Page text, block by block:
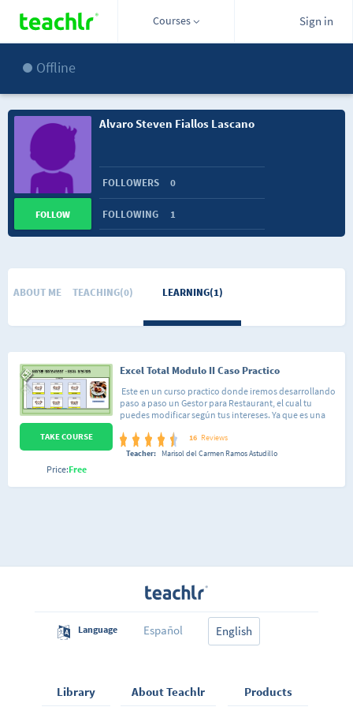
Courses Sign in
Offline
Alvaro Steven Fiallos Lascano
FOLLOWERS 0
FOLLOWING 1
FOLLOW
ABOUT ME TEACHING(0) LEARNING(1)
Excel Total Modulo II Caso Practico
Este en un curso practico donde iremos desarrollando
paso a paso un Gestor para Restaurant, el cual tu
puedes modificar según tus intereses. Ya que es una
puedes guardar la información diaria en este caso de
una de las Mesas de nuestro local para lo cual vamos a
programación VBA.
16 Reviews
Teacher:
Marisol del Carmen Ramos Astudillo
TAKE COURSE
Price:Free
Language Español English
Library About Teachlr Products